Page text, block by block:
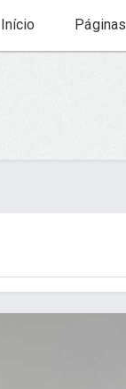
Início Páginas